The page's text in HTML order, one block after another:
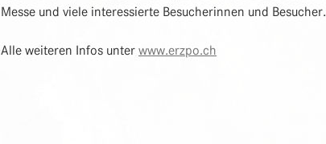
Messe und viele interessierte Besucherinnen und Besucher.
Alle weiteren Infos unter www.erzpo.ch